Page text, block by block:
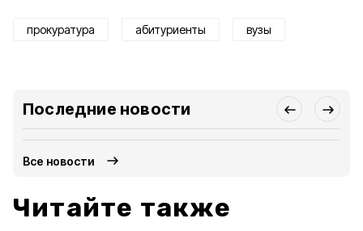
прокуратура абитуриенты вузы
Последние новости
Все новости
Читайте также